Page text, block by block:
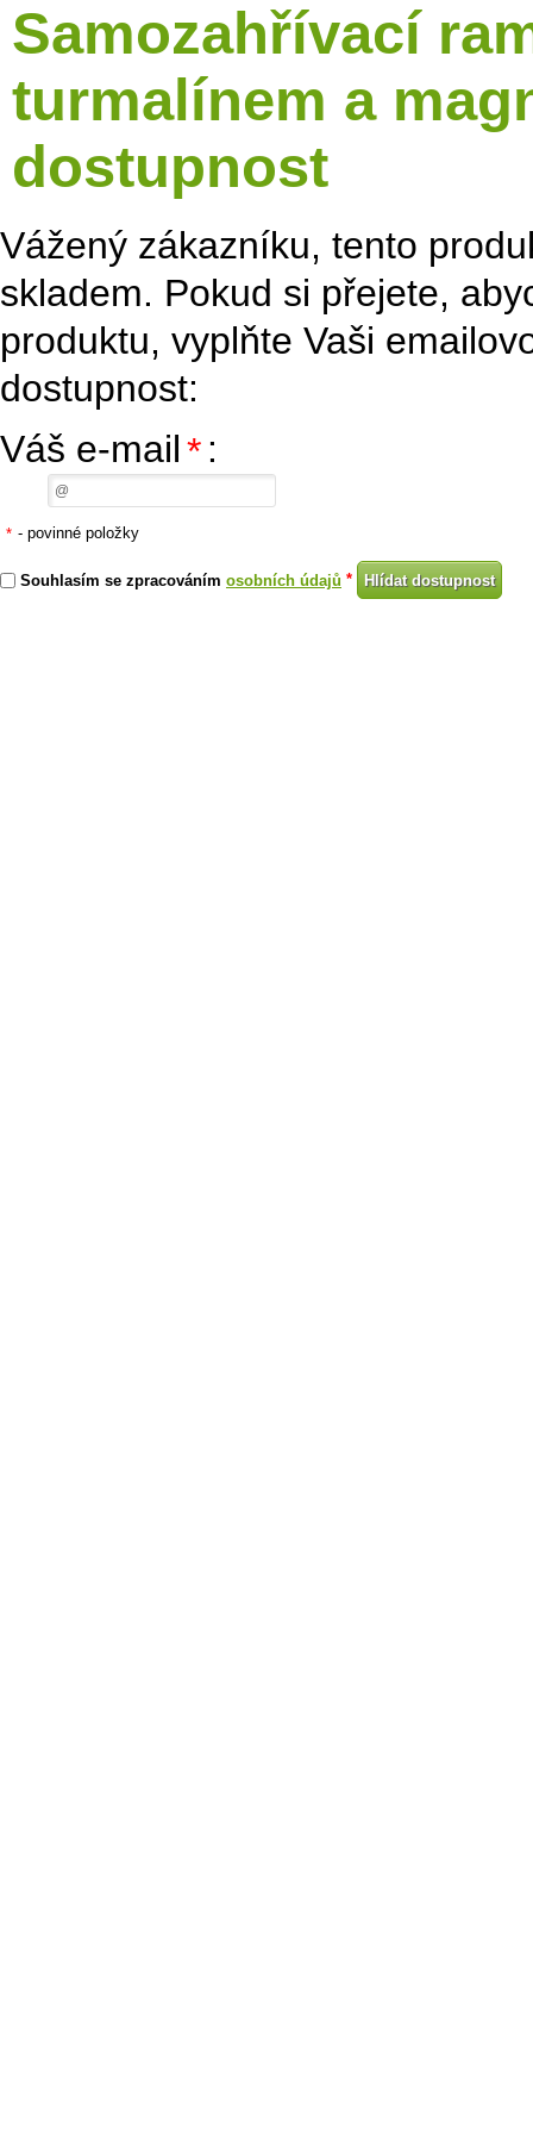
Samozahřívací
turmalínem a
dostupnost
Vážený zákazníku, tento
skladem. Pokud si přejete,
produktu, vyplňte Vaši
dostupnost:
Váš e-mail* :
* - povinné položky
Souhlasím se zpracováním osobních údajů *